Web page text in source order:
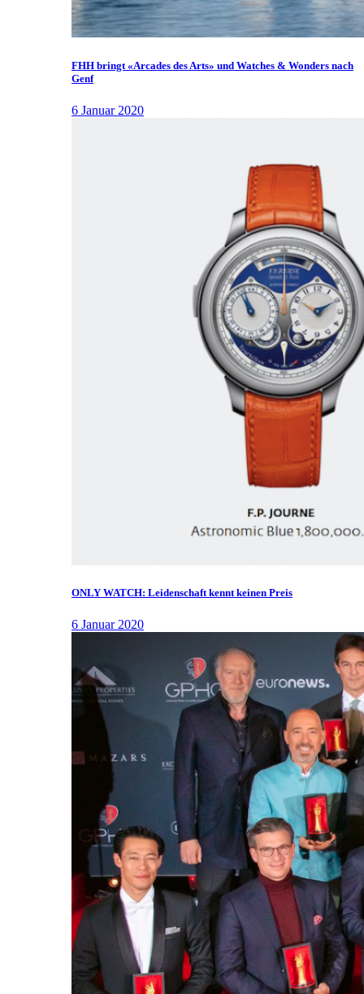
FHH bringt «Arcades des Arts» und Watches & Wonders nach
Genf
6 Januar 2020
ONLY WATCH: Leidenschaft kennt keinen Preis
6 Januar 2020